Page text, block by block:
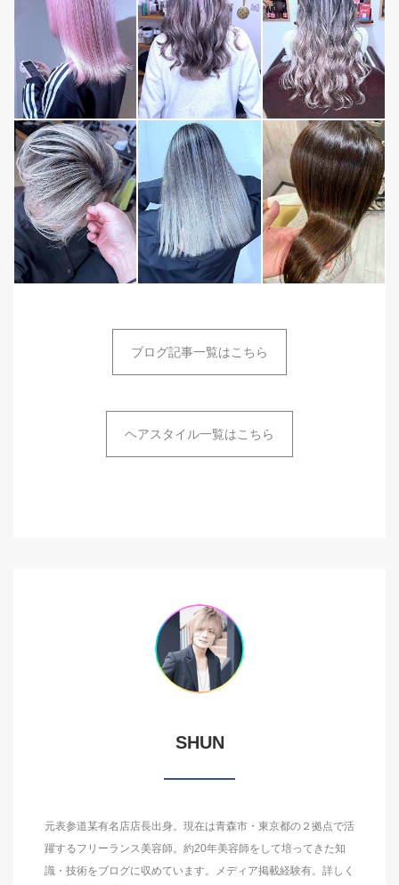
ブログ記事一覧はこちら
ヘアスタイル一覧はこちら
SHUN
元表参道某有名店店長出身。現在は青森市・東京都の２拠点で活
躍するフリーランス美容師。約20年美容師をして培ってきた知
識・技術をブログに収めています。メディア掲載経験有。詳しく